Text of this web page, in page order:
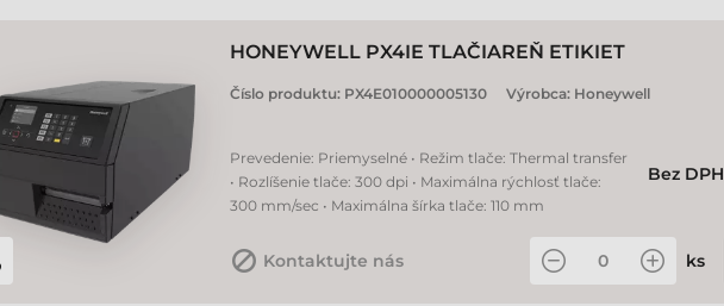
HONEYWELL PX4IE TLAČIAREŇ ETIKIET
Číslo produktu: PX4E010000005130 Výrobca: Honeywell
Prevedenie: Priemyselné • Režim tlače: Thermal transfer
• Rozlíšenie tlače: 300 dpi • Maximálna rýchlosť tlače:
300 mm/sec • Maximálna šírka tlače: 110 mm
Bez DPH
Kontaktujte nás ks